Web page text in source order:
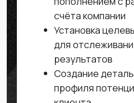
Составление списка
поисковых запросов:
основных, брендированных,
смежных и фраз конкурентов
Изучение и проработка
ключевых слов, по которым
рекламируются ваши
конкуренты
Выбор визуального контента